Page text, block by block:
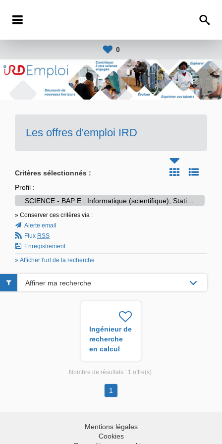
0
Les offres d'emploi IRD
Critères sélectionnés :
Profil :
» Conserver ces critères via :
Alerte email
Flux RSS
Enregistrement
» Afficher l'url de la recherche
Ingénieur de
recherche
en calcul
H/F
Affiner ma recherche
Nombre de résultats : 1 offre(s)
1
Mentions légales
Cookies